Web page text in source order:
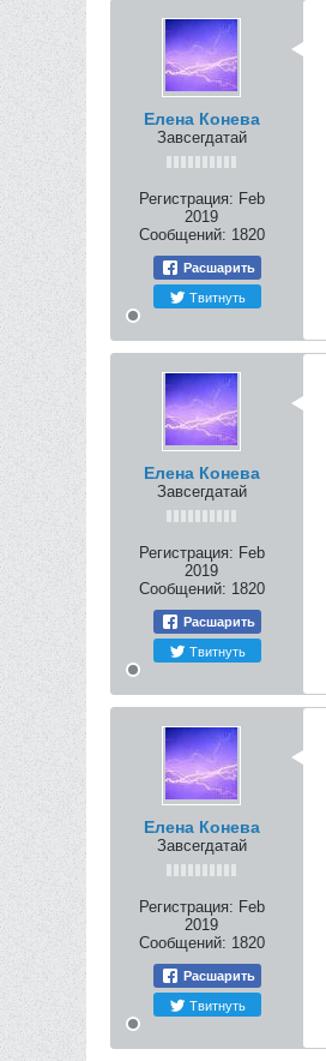
Елена Конева
Завсегдатай
Регистрация: Feb
2019
Сообщений: 1820
Расшарить
Твитнуть
Елена Конева
Завсегдатай
Регистрация: Feb
2019
Сообщений: 1820
Расшарить
Твитнуть
Елена Конева
Завсегдатай
Регистрация: Feb
2019
Сообщений: 1820
Расшарить
Твитнуть